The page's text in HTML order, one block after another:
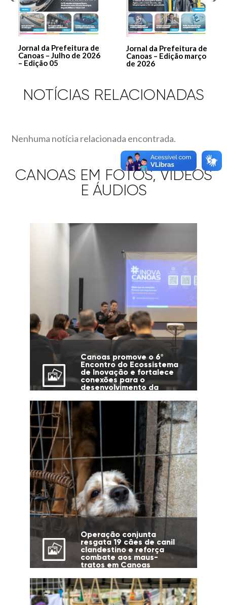
Jornal da Prefeitura de
Canoas – Julho de 2026
– Edição 05
Jornal da Prefeitura de
Canoas – Edição março
de 2026
NOTÍCIAS RELACIONADAS
Nenhuma notícia relacionada encontrada.
CANOAS EM FOTOS, VÍDEOS
E ÁUDIOS
Canoas promove o 6º
Encontro do Ecossistema
de Inovação e fortalece
conexões para o
desenvolvimento da
Operação conjunta
resgata 19 cães de canil
clandestino e reforça
combate aos maus-
tratos em Canoas